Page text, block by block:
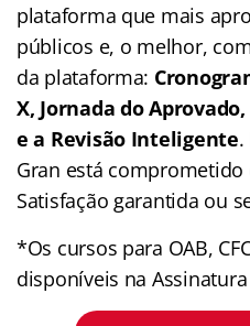
plataforma que mais
públicos e, o melhor,
da plataforma:
X, Jornada do
e a Revisão Inteligente.
Gran está
Satisfação garantida ou
*Os cursos para OAB,
disponíveis na